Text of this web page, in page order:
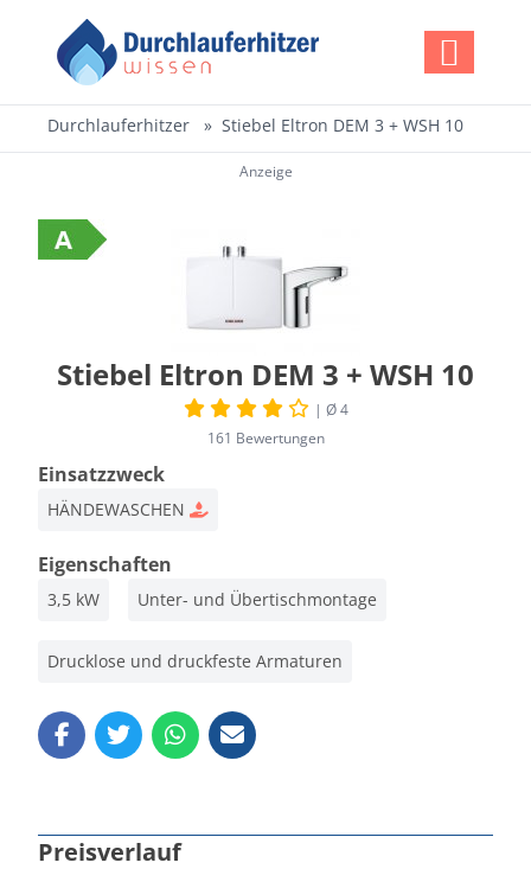
Durchlauferhitzer Stiebel Eltron DEM 3 + WSH 10
Anzeige
Stiebel Eltron DEM 3 + WSH 10
| Ø 4
161 Bewertungen
Einsatzzweck
HÄNDEWASCHEN
Eigenschaften
3,5 kW Unter- und Übertischmontage
Drucklose und druckfeste Armaturen
Preisverlauf